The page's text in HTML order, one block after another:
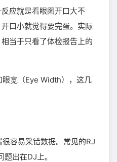
应就是看眼图开口大不
口小就觉得要完蛋。实际
当于只看了体检报告上的
宽（Eye Width），这几
容易采错数据。常见的RJ
出在DJ上。